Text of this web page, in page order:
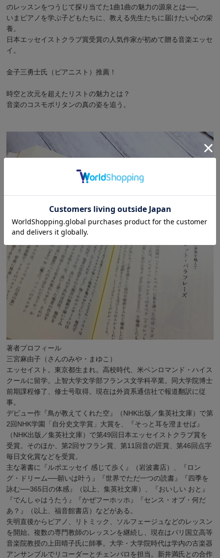
のレッスンをつうじて探り当てた1曲1曲の魅力の源泉とは──。
いまピアノを学ぶ子どもたちに、教える先生たちに届けたい心の栄
養。
日本エッセイストクラブ賞受賞の人気作家が初めて贈る音楽エッセ
イ。
金子三勇士氏（ピアニスト）推薦！
時空と次元を超えたリストの魅力とは？
音楽のコスモポリタンの真の姿を追う。
著者プロフィール
三宮麻由子（さんのみや・まゆこ）
エッセイスト。東京都生まれ。高校時代、米ベンロマンド・ハイス
クールに留学。上智大学文学部フランス文学科卒業。同大学院博士
前期課程修了、修士号取得。現在は外資系通信社で報道翻訳に従
事。
デビュー作『鳥が教えてくれた空』（NHK出版／集英社文庫）で第
2回NHK学園「自分史文学賞」大賞を、『そっと耳を澄ませば』
（NHK出版／集英社文庫）で第49回日本エッセイストクラブ賞を
受賞。そのほか、第2回サフラン賞、第11回音の匠賞、第46回点字
毎日文化賞などを受賞。
主な著書に『ルポエッセイ 感じて歩く』（岩波書店）、『ロン
グ・ドリーム──願いは叶う』『世界でただ一つの読書』『四季を
詠む──365日の体感』（以上、集英社文庫）、『おいしい おと』
『でんしゃはうたう』『かぜフーホッホ』『センス・オブ・何だ
あ？』（以上、福音館書店）などがある。
失明直後からピアノ、リトミック、ソルフェージュなどのレッスン
を開始。複数の専門教師のレッスンを継続し、現在はパリ国立高等
音楽院教授の上田晴子氏に師事。大学・大学院時代は学内の古楽器
アンサンブルでリコーダーとチェンバロを担当。新井満氏との合作